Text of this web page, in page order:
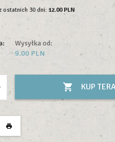
ostatnich 30 dni: 12.00 PLN
Wysyłka od:
9.00 PLN
KUP